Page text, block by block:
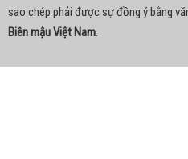
sao chép phải được sự đồng ý bằng
Biên mậu Việt Nam.